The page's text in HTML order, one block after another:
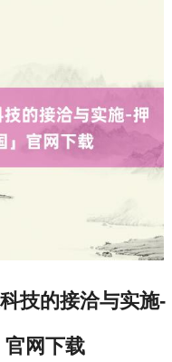
技的接洽与实施-
网下载